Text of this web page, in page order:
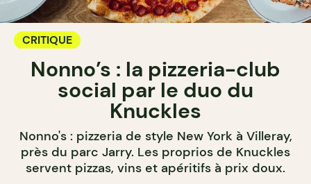
CRITIQUE
Nonno’s : la pizzeria-club
social par le duo du
Knuckles
Nonno's : pizzeria de style New York à Villeray,
près du parc Jarry. Les proprios de Knuckles
servent pizzas, vins et apéritifs à prix doux.